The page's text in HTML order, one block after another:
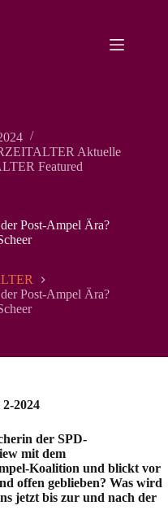
Aktuelle
Featured
Post-Ampel Ära?
Post-Ampel Ära?
2024
der SPD-
mit dem
Koalition und blickt vor
offen geblieben? Was wird
jetzt bis zur und nach der